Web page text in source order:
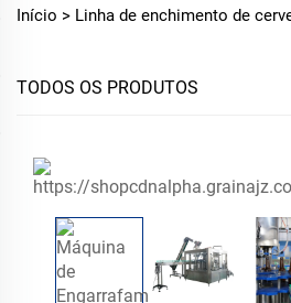
Início > Linha de enchimento de
TODOS OS PRODUTOS